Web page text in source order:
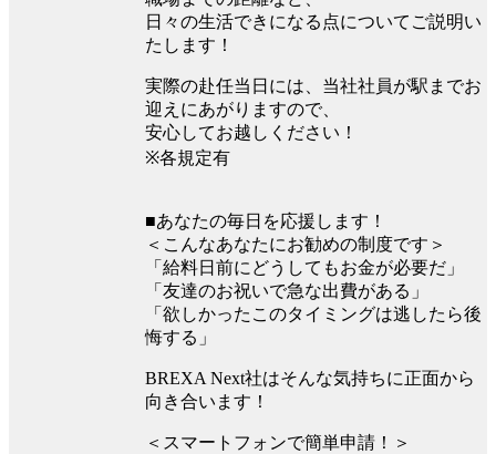
日々の生活できになる点についてご説明い
たします！
実際の赴任当日には、当社社員が駅までお
迎えにあがりますので、
安心してお越しください！
※各規定有
■あなたの毎日を応援します！
＜こんなあなたにお勧めの制度です＞
「給料日前にどうしてもお金が必要だ」
「友達のお祝いで急な出費がある」
「欲しかったこのタイミングは逃したら後
悔する」
BREXA Next社はそんな気持ちに正面から
向き合います！
＜スマートフォンで簡単申請！＞